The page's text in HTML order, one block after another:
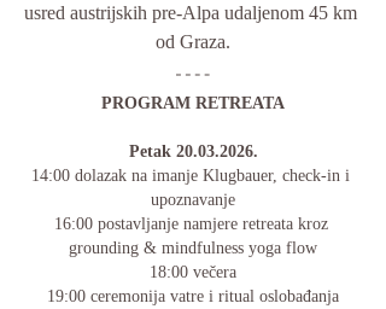
usred austrijskih pre-Alpa udaljenom 45 km
od Graza.
PROGRAM RETREATA
Petak 20.03.2026.
14:00 dolazak na imanje Klugbauer, check-in i
upoznavanje
16:00 postavljanje namjere retreata kroz
grounding & mindfulness yoga flow
18:00 večera
19:00 ceremonija vatre i ritual oslobađanja